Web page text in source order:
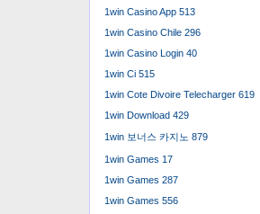
1win Casino App 513
1win Casino Chile 296
1win Casino Login 40
1win Ci 515
1win Cote Divoire Telecharger 619
1win Download 429
1win 보너스 카지노 879
1win Games 17
1win Games 287
1win Games 556